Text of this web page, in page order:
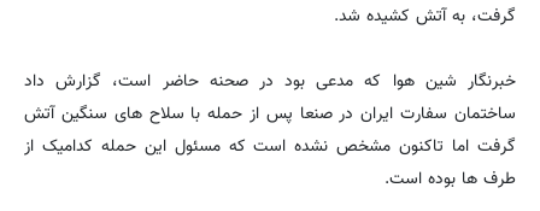
گرفت، به آتش کشیده شد.
خبرنگار شین هوا که مدعی بود در صحنه حاضر است، گزارش داد
ساختمان سفارت ایران در صنعا پس از حمله با سلاح های سنگین آتش
گرفت اما تاکنون مشخص نشده است که مسئول این حمله کدامیک از
طرف ها بوده است.